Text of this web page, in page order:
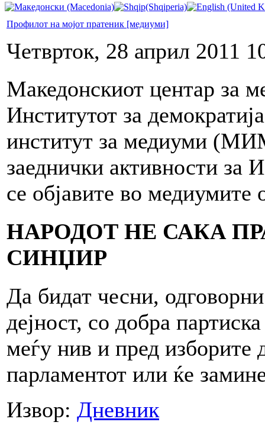
Профилот на мојот пратеник [медиуми]
Четврток, 28 април 2011
Македонскиот центар за
Институтот за
институт за медиуми
заеднички активности за
се објавите во медиумите
НАРОДОТ НЕ САКА
СИНЏИР
Да бидат чесни,
дејност, со добра
меѓу нив и пред изборите
парламентот или ќе
Извор: Дневник